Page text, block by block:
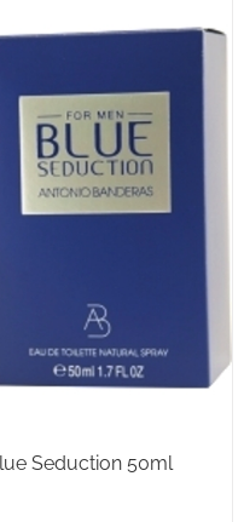
Seduction 50ml